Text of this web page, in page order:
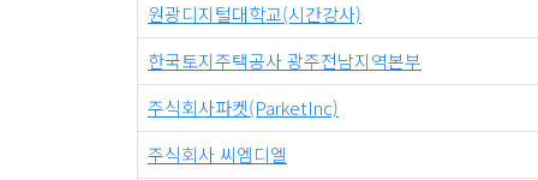
원광디지털대학교(시간강사)
한국토지주택공사 광주전남지역본부
주식회사파켓(ParketInc)
주식회사 씨엠디엘